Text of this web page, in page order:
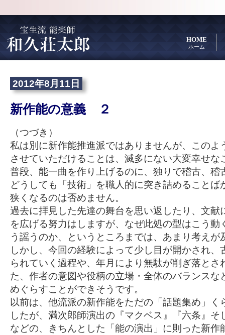
HOME
ホーム
2012年8月11日
新作能の意義 ２
（つづき）
私は別に新作能推進派ではありませんが、このよ
させていただけることは、滅多にない大変幸せな
普段、能一曲を作り上げるのに、独りで稽古、稽
どうしても「技術」を職人的に突き詰めることば
狭くなるのは否めません。
過去に拝見した先達の舞台を思い返したり、文献
を広げる努力はしますが、なぜ此処の型はこう動
う謡うのか、というところまでは、あまり考えが
しかし、今回の経験によって少し目が開かされ、
られていく過程や、年月により無駄が削ぎ落とさ
た、作者の意図や役柄の立場・全体のバランスな
めぐらすことができそうです。
以前は、他流派の新作能をただの「話題集め」く
したが、満次郎師演出の『マクベス』『六条』そ
などの、きちんとした「能の演出」に則った新作